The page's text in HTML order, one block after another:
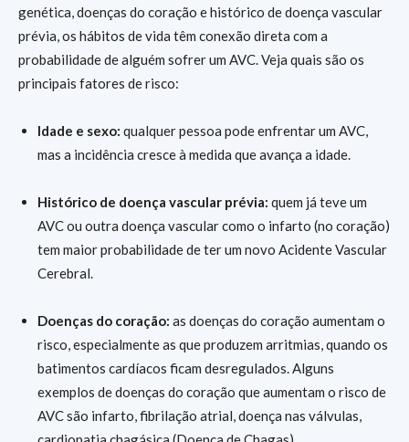
genética, doenças do coração e histórico de doença vascular
prévia, os hábitos de vida têm conexão direta com a
probabilidade de alguém sofrer um AVC. Veja quais são os
principais fatores de risco:
Idade e sexo: qualquer pessoa pode enfrentar um AVC,
mas a incidência cresce à medida que avança a idade.
Histórico de doença vascular prévia: quem já teve um
AVC ou outra doença vascular como o infarto (no coração)
tem maior probabilidade de ter um novo Acidente Vascular
Cerebral.
Doenças do coração: as doenças do coração aumentam o
risco, especialmente as que produzem arritmias, quando os
batimentos cardíacos ficam desregulados. Alguns
exemplos de doenças do coração que aumentam o risco de
AVC são infarto, fibrilação atrial, doença nas válvulas,